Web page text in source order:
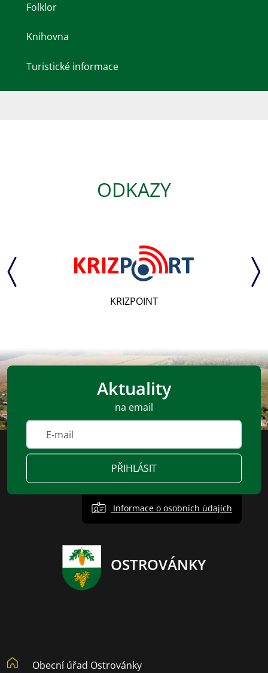
Folklor
Knihovna
Turistické informace
ODKAZY
Senát
Aktuality
na email
PŘIHLÁSIT
Informace o osobních údajích
OSTROVÁNKY
Obecní úřad Ostrovánky